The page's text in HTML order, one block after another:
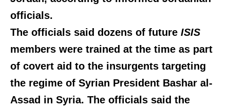
officials.
The officials said dozens of future ISIS
members were trained at the time as part
of covert aid to the insurgents targeting
the regime of Syrian President Bashar al-
Assad in Syria. The officials said the